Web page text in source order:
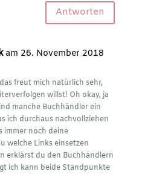
Antworten
am 26. November 2018
freut mich natürlich sehr,
willst! Oh okay, ja
manche Buchhändler ein
ich durchaus nachvollziehen
immer noch deine
welche Links einsetzen
erklärst du den Buchhändlern
ich kann beide Standpunkte